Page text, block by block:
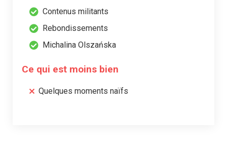
Contenus militants
Rebondissements
Michalina Olszańska
Ce qui est moins bien
Quelques moments naïfs